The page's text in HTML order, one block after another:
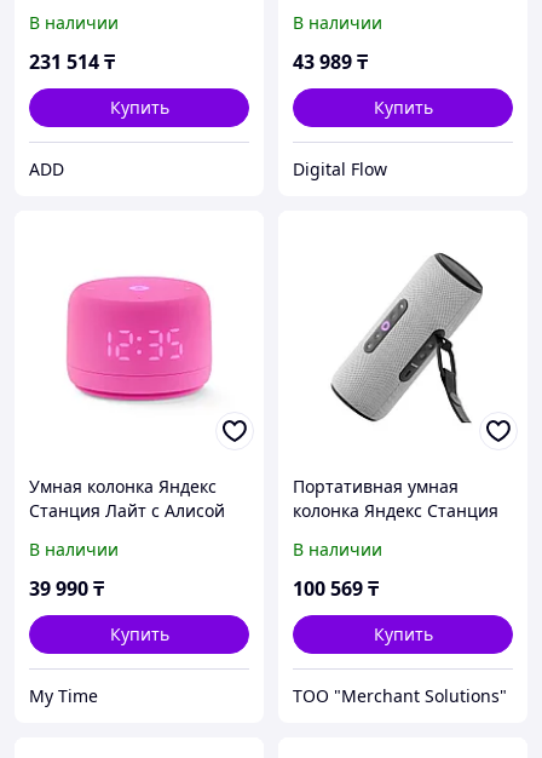
бежевый/beige, YNDX-
00053 + пульт YNDX-00402
В наличии
231 514₸
Купить
ADD
Розовый
В наличии
43 989₸
Купить
Digital Flow
Умная колонка Яндекс
Станция Лайт с Алисой
Розовый
В наличии
39 990₸
Купить
My Time
Портативная умная
колонка Яндекс Станция
Серый
В наличии
100 569₸
Купить
ТОО "Merchant Solutions"